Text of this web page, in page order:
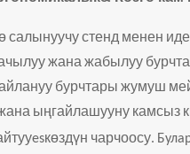
салынуучу стенд менен
жана жабылуу
бурчтары жумуш
ыңгайлашууну камсыз
esкөздүн чарчоосу.